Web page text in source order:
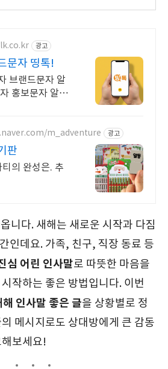
광고
문자 띵톡!
브랜드문자 알
홍보문자 알림
m_adventure 광고
판
니다. 새해는 새로운 시작과 다짐
인데요. 가족, 친구, 직장 동료 등
심 어린 인사말로 따뜻한 마음을
작하는 좋은 방법입니다. 이번
인사말 좋은 글을 상황별로 정
메시지로도 상대방에게 큰 감동
보세요!